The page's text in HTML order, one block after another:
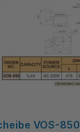
VOS-850